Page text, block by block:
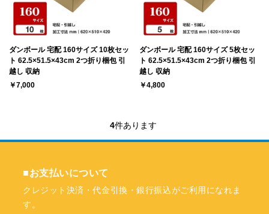
ダンボール 宅配 160サイズ 10枚セッ
ト 62.5×51.5×43cm 2つ折り梱包 引
越し 収納
￥7,000
ダンボール 宅配 160サイズ 5枚セッ
ト 62.5×51.5×43cm 2つ折り梱包 引
越し 収納
￥4,800
4件あります
■お支払いについて
クレジット決済・代金引換・銀行振込がご利用になれま
す。